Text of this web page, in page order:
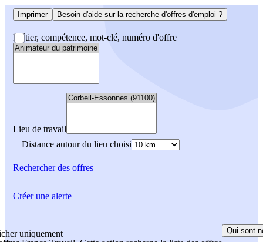
Imprimer Besoin d'aide sur la recherche d'offres d'emploi ?
Métier, compétence, mot-clé, numéro d'offre
Lieu de travail
Distance autour du lieu choisi
Rechercherdes offres
uniquement
Qui sont
Créer une alerte